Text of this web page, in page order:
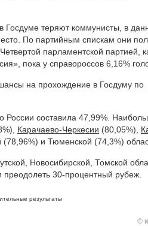
теряют коммунисты, в
По партийным спискам они
парламентской партией,
пока у справороссов 6,16%
на прохождение в Госдуму по
России составила 47,99%.
Карачаево-Черкесии (80,05%),
и Тюменской (74,3%)
Новосибирской, Томской
преодолеть 30-процентный рубеж.
результаты
©